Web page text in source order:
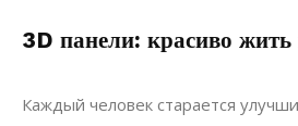
3D панели: красиво жить
10.02.2020
Каждый человек старается